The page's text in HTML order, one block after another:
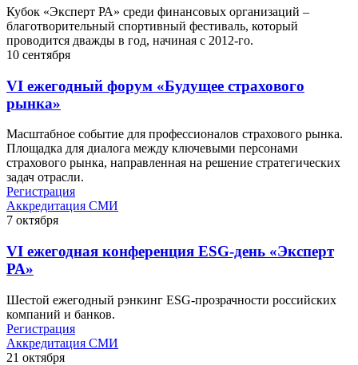
Кубок «Эксперт РА» среди финансовых организаций –
благотворительный спортивный фестиваль, который
проводится дважды в год, начиная с 2012-го.
10 сентября
VI ежегодный форум «Будущее страхового
рынка»
Масштабное событие для профессионалов страхового рынка.
Площадка для диалога между ключевыми персонами
страхового рынка, направленная на решение стратегических
задач отрасли.
Регистрация
Аккредитация СМИ
7 октября
VI ежегодная конференция ESG-день «Эксперт
РА»
Шестой ежегодный рэнкинг ESG-прозрачности российских
компаний и банков.
Регистрация
Аккредитация СМИ
21 октября